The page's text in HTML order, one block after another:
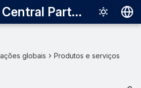
Sophos Central Partner
English
globais
Produtos e serviços